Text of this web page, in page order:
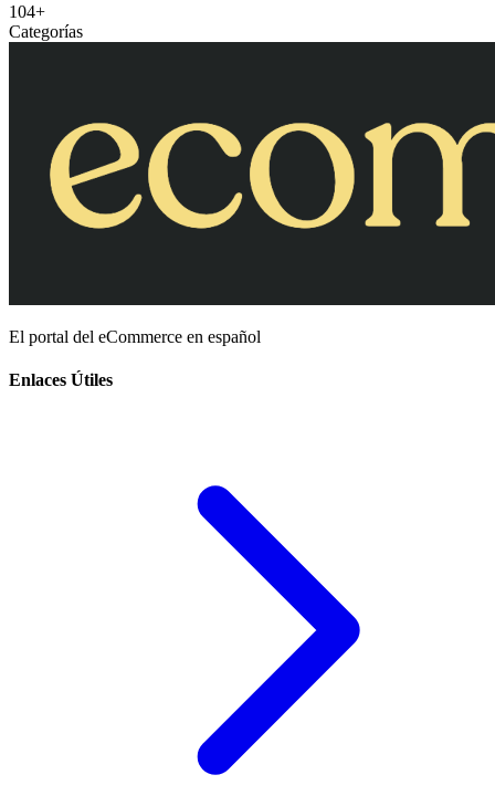
104+
Categorías
El portal del eCommerce en español
Enlaces Útiles